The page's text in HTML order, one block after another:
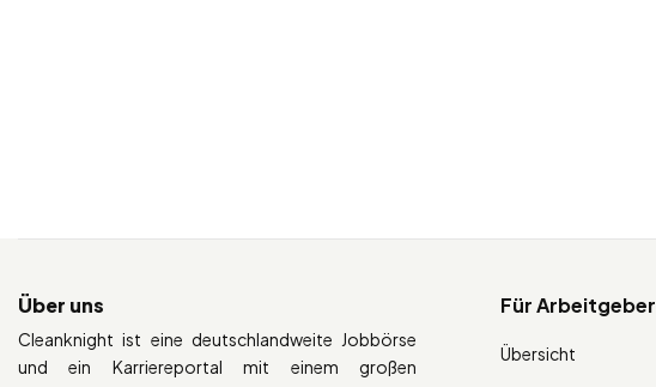
Über uns
Cleanknight ist eine deutschlandweite Jobbörse
und ein Karriereportal mit einem großen
Für Arbeitgeber
Übersicht